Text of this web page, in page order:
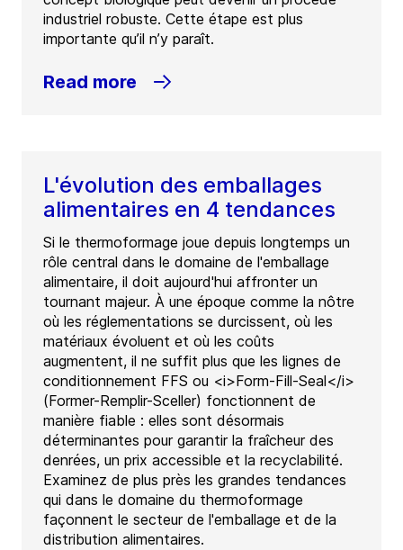
industriel robuste. Cette étape est plus
importante qu’il n’y paraît.
Read more
L'évolution des emballages
alimentaires en 4 tendances
Si le thermoformage joue depuis longtemps un
rôle central dans le domaine de l'emballage
alimentaire, il doit aujourd'hui affronter un
tournant majeur. À une époque comme la nôtre
où les réglementations se durcissent, où les
matériaux évoluent et où les coûts
augmentent, il ne suffit plus que les lignes de
conditionnement FFS ou <i>Form-Fill-Seal</i>
(Former-Remplir-Sceller) fonctionnent de
manière fiable : elles sont désormais
déterminantes pour garantir la fraîcheur des
denrées, un prix accessible et la recyclabilité.
Examinez de plus près les grandes tendances
qui dans le domaine du thermoformage
façonnent le secteur de l'emballage et de la
distribution alimentaires.